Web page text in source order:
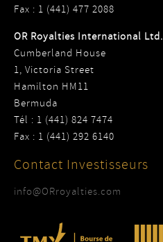
Fax : 1 (441) 477 2088
OR Royalties International Ltd.
Cumberland House
1, Victoria Street
Hamilton HM11
Bermuda
Tél : 1 (441) 824 7474
Fax : 1 (441) 292 6140
Contact Investisseurs
info@ORroyalties.com